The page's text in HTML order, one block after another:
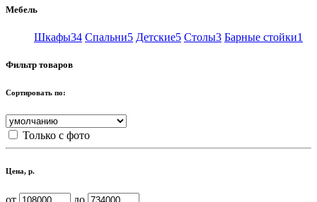
Мебель
Шкафы34 Спальни5 Детские5 Столы3 Барные стойки1
Фильтр товаров
Сортировать по:
Только с фото
Цена, р.